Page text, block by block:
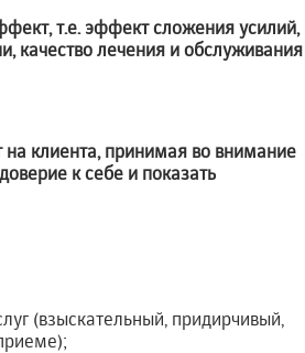
т.е. эффект сложения усилий,
качество лечения и обслуживания
на клиента, принимая во внимание
к себе и показать
(взыскательный, придирчивый,